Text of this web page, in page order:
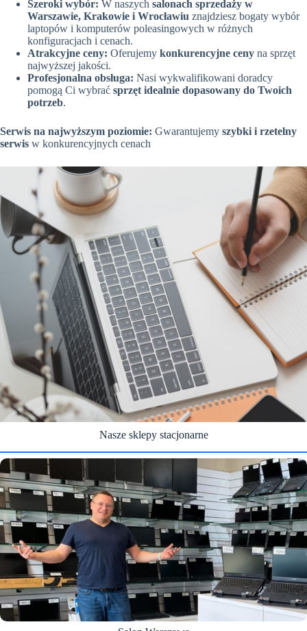
Szeroki wybór: W naszych salonach sprzedaży w
Warszawie, Krakowie i Wrocławiu znajdziesz bogaty wybór
laptopów i komputerów poleasingowych w różnych
konfiguracjach i cenach.
Atrakcyjne ceny: Oferujemy konkurencyjne ceny na sprzęt
najwyższej jakości.
Profesjonalna obsługa: Nasi wykwalifikowani doradcy
pomogą Ci wybrać sprzęt idealnie dopasowany do Twoich
potrzeb.
Serwis na najwyższym poziomie: Gwarantujemy szybki i rzetelny
serwis w konkurencyjnych cenach
Nasze sklepy stacjonarne